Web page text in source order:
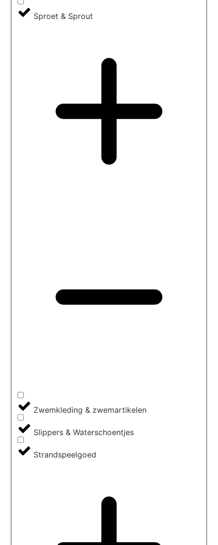
Sproet & Sprout
Zwemkleding & zwemartikelen
Slippers & Waterschoentjes
Strandspeelgoed